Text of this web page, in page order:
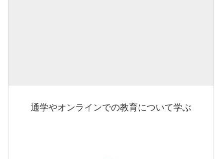
通学やオンラインでの教育について学ぶ